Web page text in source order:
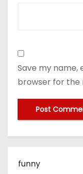
Save my name,
browser for the
funny